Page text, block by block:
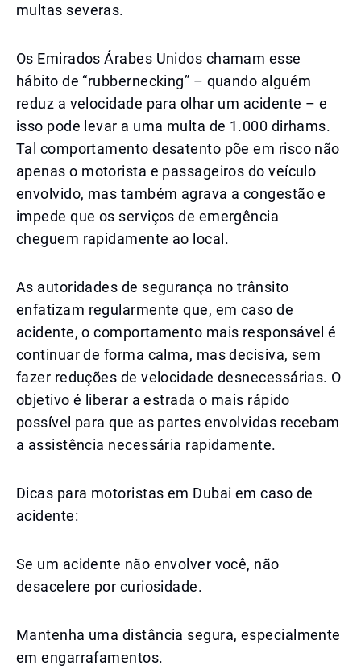
multas severas.
Os Emirados Árabes Unidos chamam esse
hábito de “rubbernecking” – quando alguém
reduz a velocidade para olhar um acidente – e
isso pode levar a uma multa de 1.000 dirhams.
Tal comportamento desatento põe em risco não
apenas o motorista e passageiros do veículo
envolvido, mas também agrava a congestão e
impede que os serviços de emergência
cheguem rapidamente ao local.
As autoridades de segurança no trânsito
enfatizam regularmente que, em caso de
acidente, o comportamento mais responsável é
continuar de forma calma, mas decisiva, sem
fazer reduções de velocidade desnecessárias. O
objetivo é liberar a estrada o mais rápido
possível para que as partes envolvidas recebam
a assistência necessária rapidamente.
Dicas para motoristas em Dubai em caso de
acidente:
Se um acidente não envolver você, não
desacelere por curiosidade.
Mantenha uma distância segura, especialmente
em engarrafamentos.